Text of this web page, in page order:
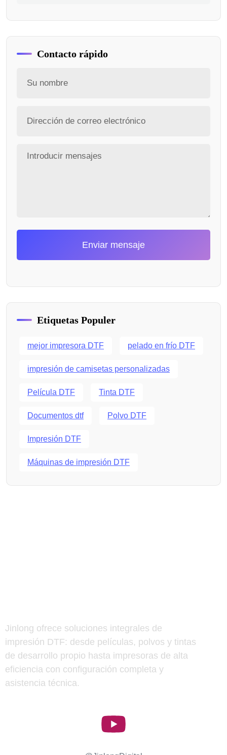
Contacto rápido
Enviar mensaje
Etiquetas Populer
mejor impresora DTF pelado en frío DTF
impresión de camisetas personalizadas
Película DTF Tinta DTF
Documentos dtf Polvo DTF
Impresión DTF
Máquinas de impresión DTF
Jinlong ofrece soluciones integrales de
impresión DTF: desde películas, polvos y tintas
de desarrollo propio hasta impresoras de alta
eficiencia con configuración completa y
asistencia técnica.